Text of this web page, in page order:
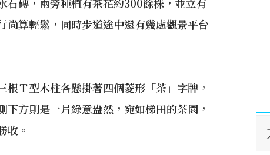
尚算輕鬆，同時步道途中還有幾處觀景平台
Ｔ型木柱各懸掛著四個菱形「茶」字牌，
方則是一片綠意盎然，宛如梯田的茶園，
收。